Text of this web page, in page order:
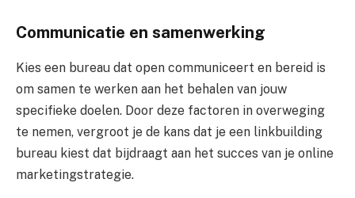
Communicatie en samenwerking
Kies een bureau dat open communiceert en bereid is
om samen te werken aan het behalen van jouw
specifieke doelen. Door deze factoren in overweging
te nemen, vergroot je de kans dat je een linkbuilding
bureau kiest dat bijdraagt aan het succes van je online
marketingstrategie.